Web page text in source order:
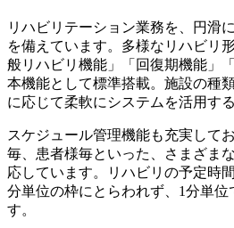
リハビリテーション業務を、円滑
を備えています。多様なリハビリ
般リハビリ機能」「回復期機能」
本機能として標準搭載。施設の種
に応じて柔軟にシステムを活用す
スケジュール管理機能も充実して
毎、患者様毎といった、さまざま
応しています。リハビリの予定時
分単位の枠にとらわれず、1分単
す。